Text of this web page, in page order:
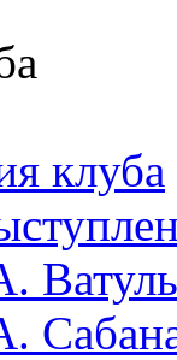
клуба